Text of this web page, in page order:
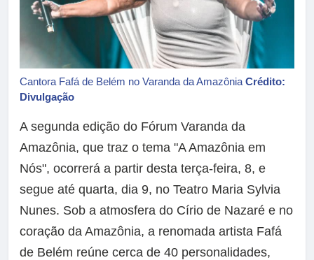
Cantora Fafá de Belém no Varanda da Amazônia Crédito:
Divulgação
A segunda edição do Fórum Varanda da
Amazônia, que traz o tema "A Amazônia em
Nós", ocorrerá a partir desta terça-feira, 8, e
segue até quarta, dia 9, no Teatro Maria Sylvia
Nunes. Sob a atmosfera do Círio de Nazaré e no
coração da Amazônia, a renomada artista Fafá
de Belém reúne cerca de 40 personalidades,